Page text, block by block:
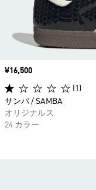
価格
¥16,500
(1)
サンバ / SAMBA
オリジナルス
24 カラー